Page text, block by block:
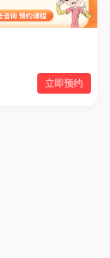
立即预约